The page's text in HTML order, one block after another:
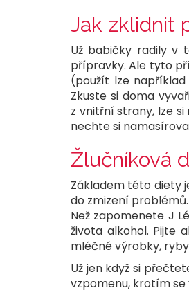
Jak zklidnit
Už babičky radily v
přípravky. Ale tyto
(použít lze
Zkuste si doma
z vnitřní strany, lze
nechte si
Žlučníková
Základem této diety
do zmizení
Než zapomenete J
života alkohol. Pijte
mléčné výrobky,
Už jen když si
vzpomenu, krotím se